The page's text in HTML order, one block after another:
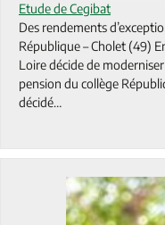
Etude de Cegibat
Des rendements
République – Cholet (49)
Loire décide de
pension du collège
décidé…